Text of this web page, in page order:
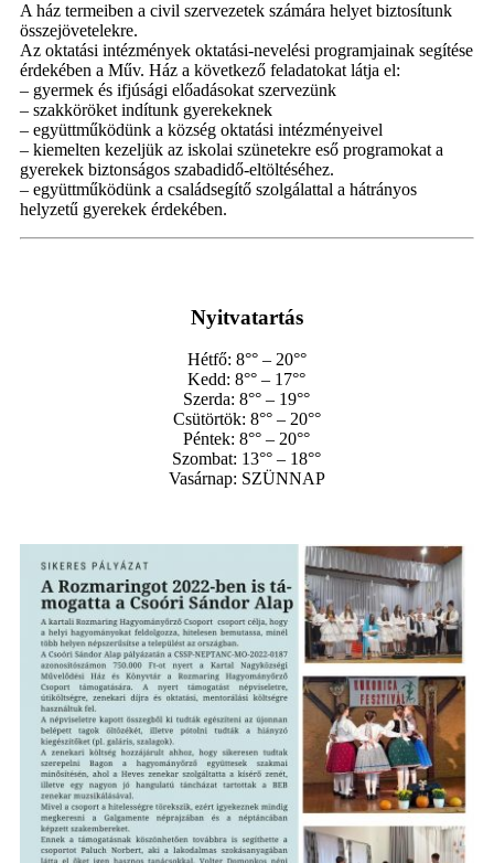
A ház termeiben a civil szervezetek számára helyet biztosítunk
összejövetelekre.
Az oktatási intézmények oktatási-nevelési programjainak segítése
érdekében a Műv. Ház a következő feladatokat látja el:
– gyermek és ifjúsági előadásokat szervezünk
– szakköröket indítunk gyerekeknek
– együttműködünk a község oktatási intézményeivel
– kiemelten kezeljük az iskolai szünetekre eső programokat a
gyerekek biztonságos szabadidő-eltöltéséhez.
– együttműködünk a családsegítő szolgálattal a hátrányos
helyzetű gyerekek érdekében.
Nyitvatartás
Hétfő: 8°° – 20°°
Kedd: 8°° – 17°°
Szerda: 8°° – 19°°
Csütörtök: 8°° – 20°°
Péntek: 8°° – 20°°
Szombat: 13°° – 18°°
Vasárnap: SZÜNNAP